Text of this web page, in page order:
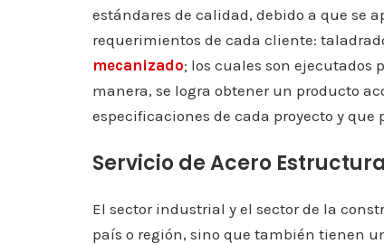
estándares de calidad, debido a que se
requerimientos de cada cliente:
mecanizado; los cuales son ejecutados
manera, se logra obtener un producto
especificaciones de cada proyecto y
Servicio de Acero
El sector industrial y el sector de la
país o región, sino que también tienen